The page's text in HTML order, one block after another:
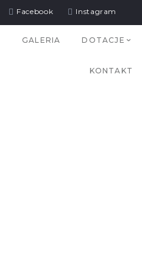
Facebook Instagram
GALERIA DOTACJE
KONTAKT